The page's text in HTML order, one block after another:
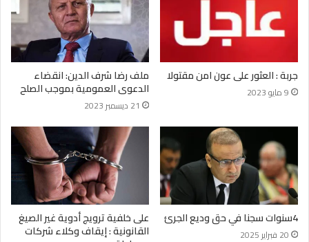
جربة : العثور على عون امن مقتولا
9 مايو 2023
ملف رضا شرف الدين: انقضاء
الدعوى العمومية بموجب الصلح
21 ديسمبر 2023
4سنوات سجنا في حق وديع الجرئ
20 فبراير 2025
على خلفية ترويج أدوية غير الصيغ
القانونية : إيقاف وكلاء شركات